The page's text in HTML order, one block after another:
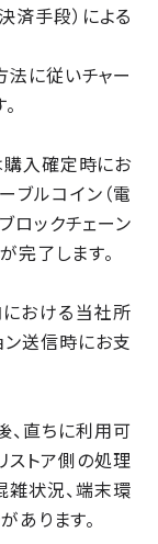
済手段）による
法に従いチャー
購入確定時にお
ブルコイン（電
ロックチェーン
完了します。
における当社所
ン送信時にお支
、直ちに利用可
ストア側の処理
雑状況、端末環
あります。